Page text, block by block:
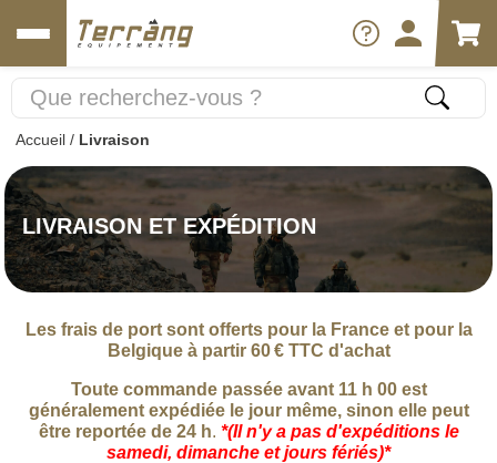
Accueil / Livraison
LIVRAISON ET EXPÉDITION
Les frais de port sont offerts pour la France et pour la
Belgique à partir 60 € TTC d'achat
Toute commande passée avant 11 h 00 est
généralement expédiée le jour même, sinon elle peut
être reportée de 24 h. *(Il n'y a pas d'expéditions le
samedi, dimanche et jours fériés)*